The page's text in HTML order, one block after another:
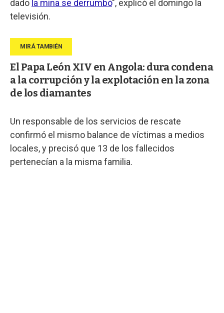
dado la mina se derrumbó", explicó el domingo la
televisión.
El Papa León XIV en Angola: dura condena
a la corrupción y la explotación en la zona
de los diamantes
Un responsable de los servicios de rescate
confirmó el mismo balance de víctimas a medios
locales, y precisó que 13 de los fallecidos
pertenecían a la misma familia.